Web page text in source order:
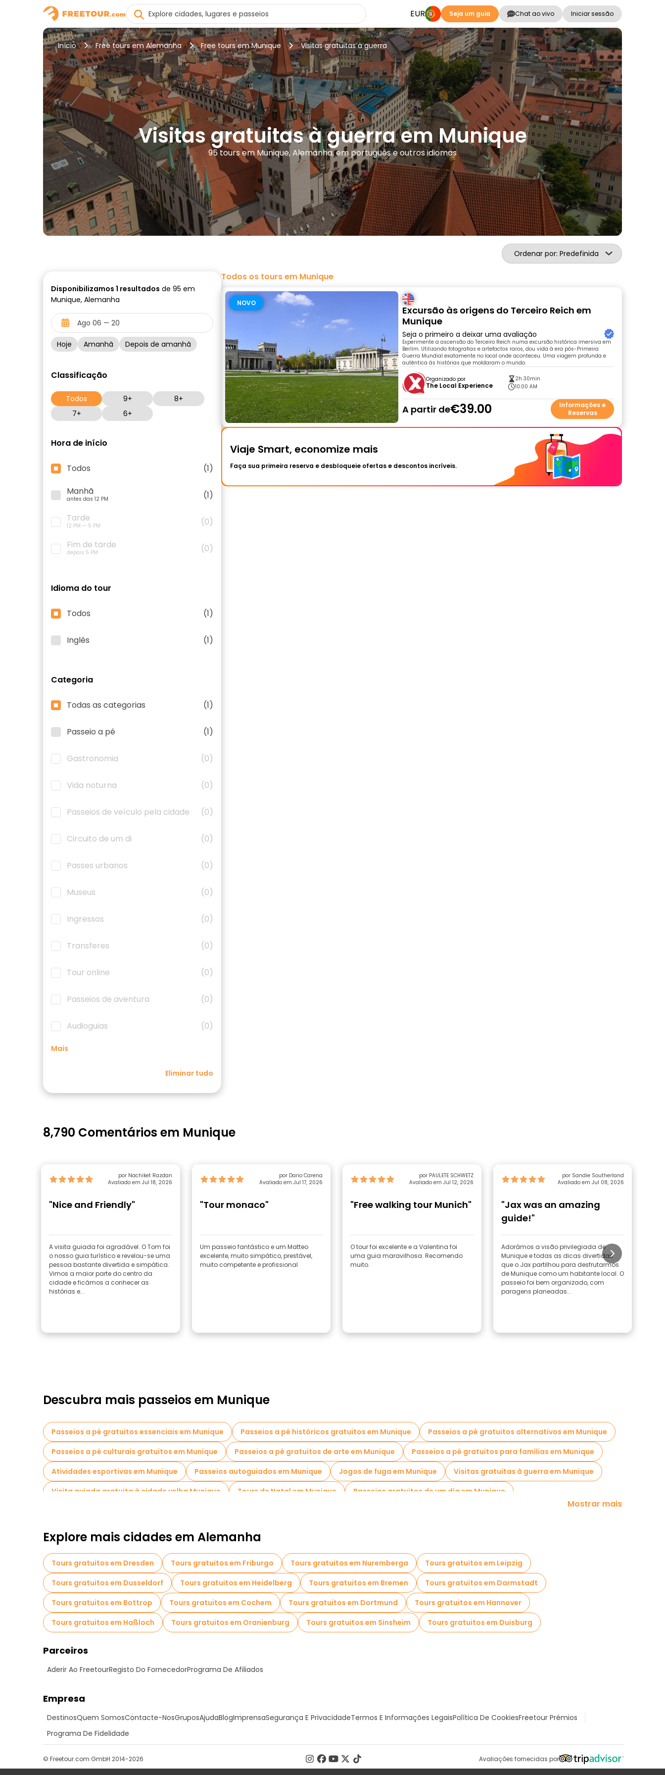
EUR Seja um guia Chat ao vivo Iniciar sessão
Início Free tours em Alemanha Free tours em Munique Visitas gratuitas à guerra
Visitas gratuitas à guerra em Munique
95 tours em Munique, Alemanha, em português e outros idiomas
Ordenar por: Predefinida
Disponibilizamos 1 resultados de 95 em
Munique, Alemanha
Hoje Amanhã Depois de amanhã
Classificação
Todos 9+
8+
7+
6+
Hora de início
Todos
(1)
Manhã
antes das 12 PM
(1)
Tarde
12 PM — 5 PM
(0)
Fim de tarde
depois 5 PM (0)
Idioma do tour
Todos (1)
Inglês (1)
Categoria
Todas as categorias (1)
Passeio a pé (1)
Gastronomia (0)
Vida noturna (0)
Passeios de veículo pela cidade (0)
Circuito de um di (0)
Passes urbanos (0)
Museus (0)
Ingressos (0)
Transferes (0)
Tour online (0)
Passeios de aventura (0)
Audioguias (0)
Mais
Eliminar tudo
Todos os tours em Munique
NOVO
Excursão às origens do Terceiro Reich em
Munique
Seja o primeiro a deixar uma avaliação
Experimente a ascensão do Terceiro Reich numa excursão histórica imersiva em
Berlim. Utilizando fotografias e artefactos raros, dou vida à era pós-Primeira
Guerra Mundial exatamente no local onde aconteceu. Uma viagem profunda e
autêntica às histórias que moldaram o mundo.
Organizado por
The Local Experience
2h 30min
10:00 AM
A partir de€39.00
Informações e
Reservas
Viaje Smart, economize mais
Faça sua primeira reserva e desbloqueie ofertas e descontos incríveis.
8,790 Comentários em Munique
por Nachiket Razdan
Avaliado em Jul 18, 2026
"Nice and Friendly"
A visita guiada foi agradável. O Tom foi
o nosso guia turístico e revelou-se uma
pessoa bastante divertida e simpática.
Vimos a maior parte do centro da
cidade e ficámos a conhecer as
histórias e...
por Dario Carena
Avaliado em Jul 17, 2026
"Tour monaco"
Um passeio fantástico e um Matteo
excelente, muito simpático, prestável,
muito competente e profissional
por PAULETE SCHWETZ
Avaliado em Jul 12, 2026
"Free walking tour Munich"
O tour foi excelente e a Valentina foi
uma guia maravilhosa. Recomendo
muito.
por Sandie Southerland
Avaliado em Jul 08, 2026
"Jax was an amazing
guide!"
Adorámos a visão privilegiada de
Munique e todas as dicas divertidas
que o Jax partilhou para desfrutarmos
de Munique como um habitante local. O
passeio foi bem organizado, com
paragens planeadas...
Descubra mais passeios em Munique
Passeios a pé gratuitos essenciais em Munique Passeios a pé históricos gratuitos em Munique
Passeios a pé gratuitos alternativos em Munique
Passeios a pé culturais gratuitos em Munique
Passeios a pé gratuitos de arte em Munique
Passeios a pé gratuitos para famílias em Munique
Atividades esportivas em Munique
Passeios autoguiados em Munique Jogos de fuga em Munique
Visitas gratuitas à guerra em Munique
Visita guiada gratuita à cidade velha Munique
Tours de Natal em Munique
Passeios gratuitos de um dia em Munique
Passeios gratuitos perto Marienplatz
Passeios gratuitos perto Munich Residenz
Mostrar mais
Explore mais cidades em Alemanha
Tours gratuitos em Dresden Tours gratuitos em Friburgo Tours gratuitos em Nuremberga
Tours gratuitos em Leipzig
Tours gratuitos em Dusseldorf
Tours gratuitos em Heidelberg Tours gratuitos em Bremen
Tours gratuitos em Darmstadt
Tours gratuitos em Bottrop
Tours gratuitos em Cochem Tours gratuitos em Dortmund
Tours gratuitos em Hannover
Tours gratuitos em Haßloch
Tours gratuitos em Oranienburg Tours gratuitos em Sinsheim Tours gratuitos em Duisburg
Parceiros
Aderir Ao FreetourRegisto Do FornecedorPrograma De Afiliados
Empresa
DestinosQuem SomosContacte-NosGruposAjudaBlogImprensaSegurança E PrivacidadeTermos E Informações LegaisPolítica De CookiesFreetour Prémios
Programa De Fidelidade
Avaliações fornecidas por
© Freetour.com GmbH 2014-2026